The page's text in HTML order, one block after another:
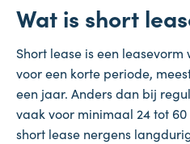
Wat is short
Short lease is een
voor een korte periode,
een jaar. Anders dan bij
vaak voor minimaal 24 tot
short lease nergens